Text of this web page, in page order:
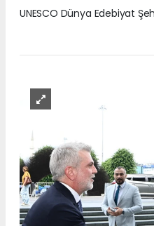
UNESCO Dünya Edebiyat